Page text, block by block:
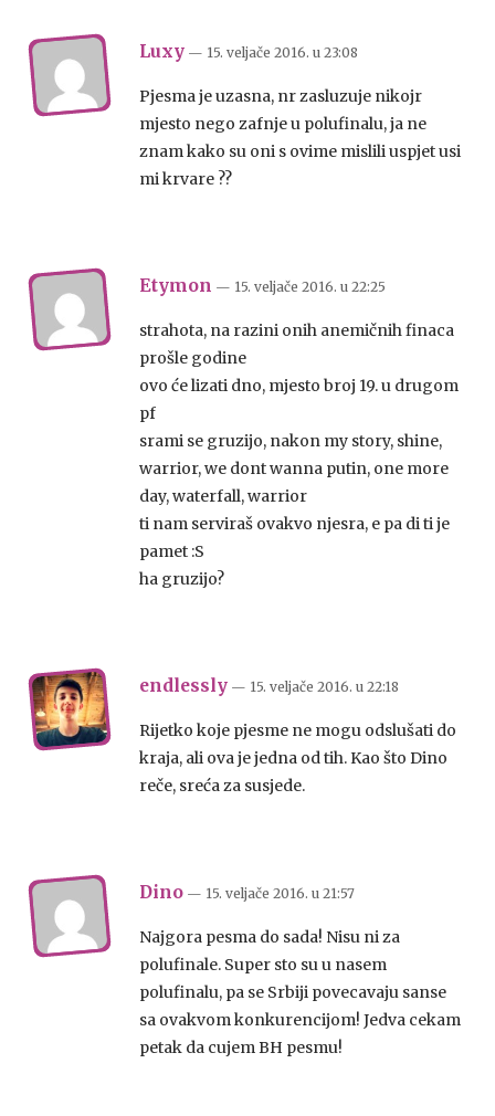
Luxy — 15. veljače 2016. u 23:08
Pjesma je uzasna, nr zasluzuje nikojr
mjesto nego zafnje u polufinalu, ja ne
znam kako su oni s ovime mislili uspjet usi
mi krvare ??
Etymon — 15. veljače 2016. u 22:25
strahota, na razini onih anemičnih finaca
prošle godine
ovo će lizati dno, mjesto broj 19. u drugom
pf
srami se gruzijo, nakon my story, shine,
warrior, we dont wanna putin, one more
day, waterfall, warrior
ti nam serviraš ovakvo njesra, e pa di ti je
pamet :S
ha gruzijo?
endlessly — 15. veljače 2016. u 22:18
Rijetko koje pjesme ne mogu odslušati do
kraja, ali ova je jedna od tih. Kao što Dino
reče, sreća za susjede.
Dino — 15. veljače 2016. u 21:57
Najgora pesma do sada! Nisu ni za
polufinale. Super sto su u nasem
polufinalu, pa se Srbiji povecavaju sanse
sa ovakvom konkurencijom! Jedva cekam
petak da cujem BH pesmu!